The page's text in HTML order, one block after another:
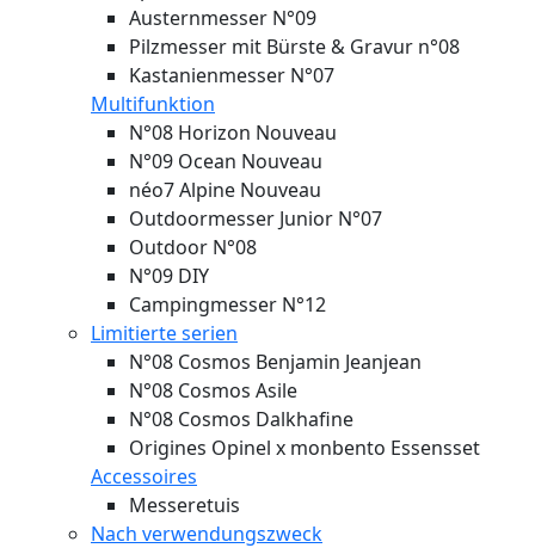
Austernmesser N°09
Pilzmesser mit Bürste & Gravur n°08
Kastanienmesser N°07
Multifunktion
N°08 Horizon Nouveau
N°09 Ocean Nouveau
néo7 Alpine Nouveau
Outdoormesser Junior N°07
Outdoor N°08
N°09 DIY
Campingmesser N°12
Limitierte serien
N°08 Cosmos Benjamin Jeanjean
N°08 Cosmos Asile
N°08 Cosmos Dalkhafine
Origines Opinel x monbento Essensset
Accessoires
Messeretuis
Nach verwendungszweck